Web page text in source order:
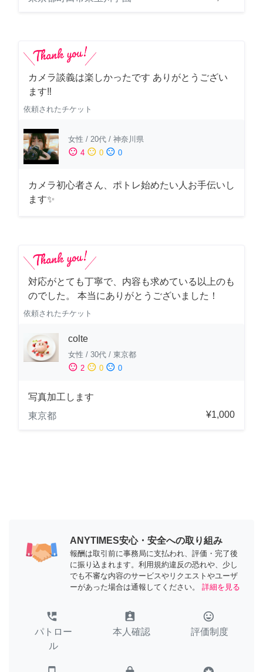
カメラ談義は楽しかったです ありがとうござい
ます‼️
依頼されたチケット
女性 / 20代 / 神奈川県
sentiment_satisfied 4 sentiment_neutral 0 sentiment_dissatisfied 0
カメラ初心者さん、ポトレ始めたい人お手伝いし
ます✨
対応がとても丁寧で、内容も求めている以上のも
のでした。 本当にありがとうございました！
依頼されたチケット
colte
女性 / 30代 / 東京都
sentiment_satisfied 2 sentiment_neutral 0 sentiment_dissatisfied 0
写真加工します
東京都
¥1,000
ANYTIMES安心・安全への取り組み
報酬は取引前に事務局に支払われ、評価・完了後
に振り込まれます。利用規約違反の恐れや、少し
でも不審な内容のサービスやリクエストやユーザ
ーがあった場合は通報してください。
詳細を見る
perm_phone_msg
パトロー
ル
assignment_ind
本人確認
tag_faces
評価制度